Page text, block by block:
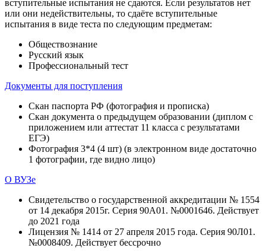
вступительные испытания не сдаются. Если результатов нет
или они недействительны, то сдаёте вступительные
испытания в виде теста по следующим предметам:
Обществознание
Русский язык
Профессиональный тест
Документы для поступления
Скан паспорта РФ (фотография и прописка)
Скан документа о предыдущем образовании (диплом с
приложением или аттестат 11 класса с результатами
ЕГЭ)
Фотография 3*4 (4 шт) (в электронном виде достаточно
1 фотографии, где видно лицо)
О ВУЗе
Свидетельство о государственной аккредитации № 1554
от 14 декабря 2015г. Серия 90А01. №0001646. Действует
до 2021 года
Лицензия № 1414 от 27 апреля 2015 года. Серия 90Л01.
№0008409. Действует бессрочно